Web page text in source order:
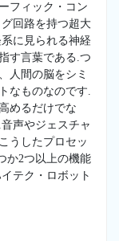
フィック・コン
回路を持つ超大
に見られる神経
す言葉である.つ
人間の脳をシミ
なものなのです.
めるだけでな
声やジェスチャ
うしたプロセッ
か2つ以上の機能
テク・ロボット